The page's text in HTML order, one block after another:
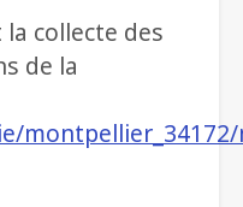
collecte des
de la